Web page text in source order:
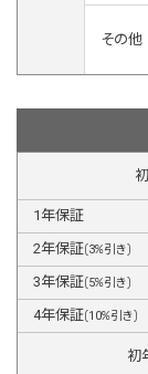
その他
1年保証
2年保証(3%引き)
3年保証(5%引き)
4年保証(10%引き)
初